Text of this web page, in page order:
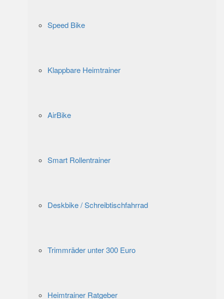
Speed Bike
Klappbare Heimtrainer
AirBike
Smart Rollentrainer
Deskbike / Schreibtischfahrrad
Trimmräder unter 300 Euro
Heimtrainer Ratgeber